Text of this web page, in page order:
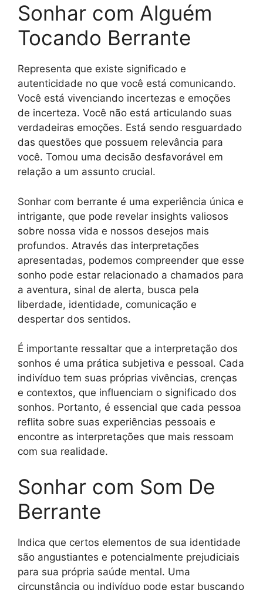
Sonhar com Alguém
Tocando Berrante
Representa que existe significado e
autenticidade no que você está comunicando.
Você está vivenciando incertezas e emoções
de incerteza. Você não está articulando suas
verdadeiras emoções. Está sendo resguardado
das questões que possuem relevância para
você. Tomou uma decisão desfavorável em
relação a um assunto crucial.
Sonhar com berrante é uma experiência única e
intrigante, que pode revelar insights valiosos
sobre nossa vida e nossos desejos mais
profundos. Através das interpretações
apresentadas, podemos compreender que esse
sonho pode estar relacionado a chamados para
a aventura, sinal de alerta, busca pela
liberdade, identidade, comunicação e
despertar dos sentidos.
É importante ressaltar que a interpretação dos
sonhos é uma prática subjetiva e pessoal. Cada
indivíduo tem suas próprias vivências, crenças
e contextos, que influenciam o significado dos
sonhos. Portanto, é essencial que cada pessoa
reflita sobre suas experiências pessoais e
encontre as interpretações que mais ressoam
com sua realidade.
Sonhar com Som De
Berrante
Indica que certos elementos de sua identidade
são angustiantes e potencialmente prejudiciais
para sua própria saúde mental. Uma
circunstância ou indivíduo pode estar buscando